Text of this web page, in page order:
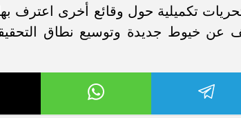
تكميلية حول وقائع أخرى اعترف بها
عن خيوط جديدة وتوسيع نطاق